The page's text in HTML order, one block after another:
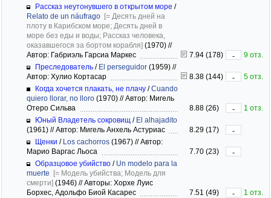
Рассказ неутонувшего в открытом море /
Relato de un náufrago [= Десять дней на
плоту в Карибском море; Десять дней в
море без еды и воды; Рассказ человека,
оказавшегося за бортом корабля] (1970) //
Автор: Габриэль Гарсиа Маркес
7.94 (178) -
9 отз.
Преследователь / El perseguidor (1959) //
Автор: Хулио Кортасар
8.38 (144) -
5 отз.
Когда хочется плакать, не плачу /Cuando
quiero llorar, no lloro (1970) //Автор: Мигель
Отеро Сильва
8.88 (26) -
1 отз.
Юный Владетель сокровищ / El alhajadito
(1961) //Автор: Мигель Анхель Астуриас 8.29 (17)
-
Щенки / Los cachorros (1967) //Автор:
Марио Варгас Льоса
7.70 (23)
-
Образцовое убийство / Un modelo para la
muerte [= Модель убийства; Модель для
смерти] (1946) //Авторы: Хорхе Луис
Борхес, Адольфо Биой Касарес
7.51 (49) -
1 отз.